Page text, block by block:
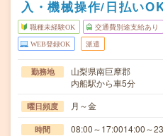
入・機械操作/日払い
職種未経験OK 交通費別途支給あり
WEB登録OK 派遣
勤務地
山梨県南巨摩郡
内船駅から車5分
曜日頻度 月～金
時間 08:00～17:0014:00～